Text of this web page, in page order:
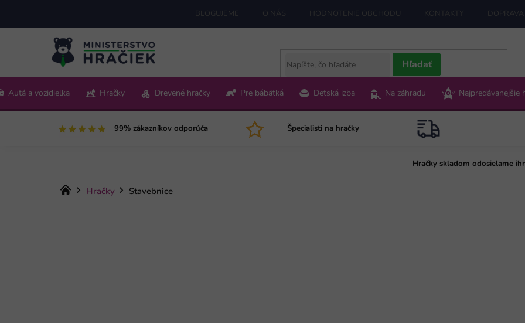
obsah
BLOGUJEME O NÁS HODNOTENIE OBCHODU KONTAKTY
Pon-Pia 9:00-15:00
Hľadať
Autá a vozidielka Hračky Drevené hračky Pre bábätká Detská izba Na záhradu Najpredávanejšie
99% zákazníkov odporúča Špecialisti na hračky
Hračky skladom odosielame
Domov
Hračky Stavebnice